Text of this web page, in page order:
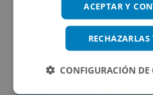
Impuestos no incluidos
140.000€
342m2
ACEPTAR Y
RECHAZARLAS
CONFIGURACIÓN DE